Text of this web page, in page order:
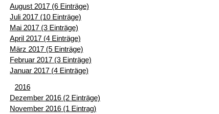
August 2017 (6 Einträge)
Juli 2017 (10 Einträge)
Mai 2017 (3 Einträge)
April 2017 (4 Einträge)
März 2017 (5 Einträge)
Februar 2017 (3 Einträge)
Januar 2017 (4 Einträge)
2016
Dezember 2016 (2 Einträge)
November 2016 (1 Eintrag)